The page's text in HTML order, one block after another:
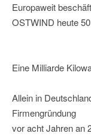
Europaweit
OSTWIND heute
Eine Milliarde
Allein in
Firmengründung
vor acht Jahren an